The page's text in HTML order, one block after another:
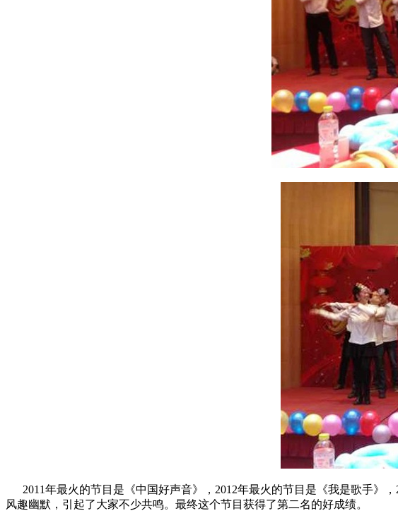
2011年最火的节目是《中国好声音》，2012年最火的节目是《我是歌手》
风趣幽默，引起了大家不少共鸣。最终这个节目获得了第二名的好成绩。